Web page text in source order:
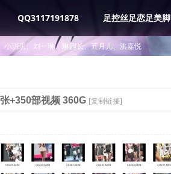
QQ3117191878 足控丝足恋足美脚
小玥玥、刘一琳、琳园长、五月儿、洪嘉悦
+350部视频 360G [复制链接]